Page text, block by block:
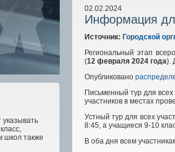
школ также
02.02.2024
Информация
Источник: Городской
Региональный этап
(12 февраля 2024 года).
Опубликовано
Письменный тур для всех
участников в местах
Устный тур для всех
8:45, а учащиеся 9-10
В оба дня всем